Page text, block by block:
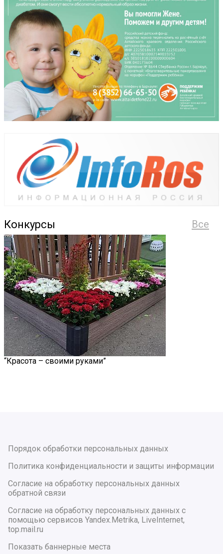
Все
Конкурсы
“Красота – своими руками”
Порядок обработки персональных данных
Политика конфиденциальности и защиты информации
Согласие на обработку персональных данных
обратной связи
Согласие на обработку персональных данных с
помощью сервисов Yandex.Metrika, LiveInternet,
top.mail.ru
Показать баннерные места